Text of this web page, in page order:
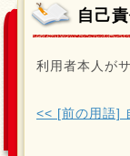
自己
利用者本人が
<< [前の用語]